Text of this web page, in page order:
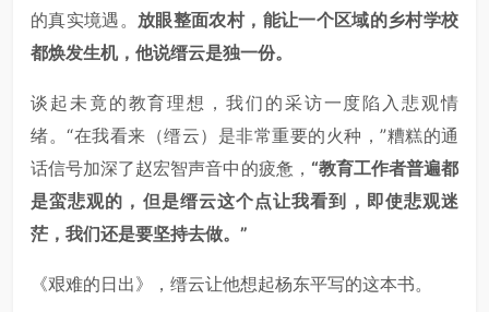
的真实境遇。 放眼整面农村，能让一个区域的乡村学校
都焕发生机，他说缙云是独一份。
谈起未竟的教育理想，我们的采访一度陷入悲观情
绪。“在我看来（缙云）是非常重要的火种，”糟糕的通
话信号加深了赵宏智声音中的疲惫， “教育工作者普遍都
是蛮悲观的，但是缙云这个点让我看到，即使悲观迷
茫，我们还是要坚持去做。”
《艰难的日出》，缙云让他想起杨东平写的这本书。